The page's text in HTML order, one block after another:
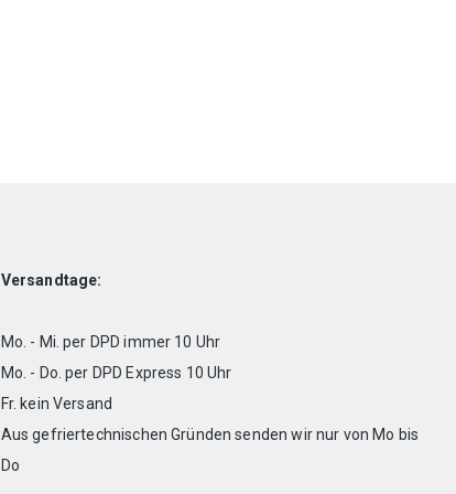
Versandtage:
Mo. - Mi. per DPD immer 10 Uhr
Mo. - Do. per DPD Express 10 Uhr
Fr. kein Versand
Aus gefriertechnischen Gründen senden wir nur von Mo bis
Do